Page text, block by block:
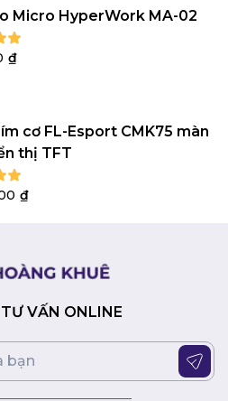
499.000₫. là:
Micro HyperWork MA-02
₫
cơ FL-Esport CMK75 màn
thị TFT
₫
VẤN ONLINE